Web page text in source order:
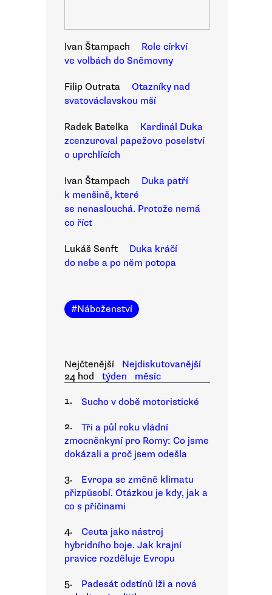
Ivan Štampach
Role církví
ve volbách do Sněmovny
Filip Outrata
Otazníky nad
svatováclavskou mší
Radek Batelka
Kardinál Duka
zcenzuroval papežovo poselství
o uprchlících
Ivan Štampach
Duka patří
k menšině, které
se nenaslouchá. Protože nemá
co říct
Lukáš Senft
Duka kráčí
do nebe a po něm potopa
#Náboženství
Nejčtenější
Nejdiskutovanější
24 hod
týden
měsíc
1.
Sucho v době motoristické
2.
Tři a půl roku vládní
zmocněnkyní pro Romy: Co jsme
dokázali a proč jsem odešla
3.
Evropa se změně klimatu
přizpůsobí. Otázkou je kdy, jak a
co s příčinami
4.
Ceuta jako nástroj
hybridního boje. Jak krajní
pravice rozděluje Evropu
5.
Padesát odstínů lži a nová